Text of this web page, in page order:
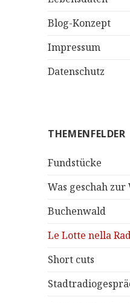
Blog-Konzept
Impressum
Datenschutz
THEMENFELDER
Fundstücke
Was geschah zur
Buchenwald
Le Lotte nella
Short cuts